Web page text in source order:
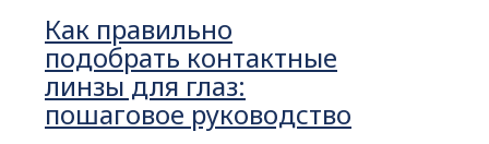
Как правильно
подобрать контактные
линзы для глаз:
пошаговое руководство